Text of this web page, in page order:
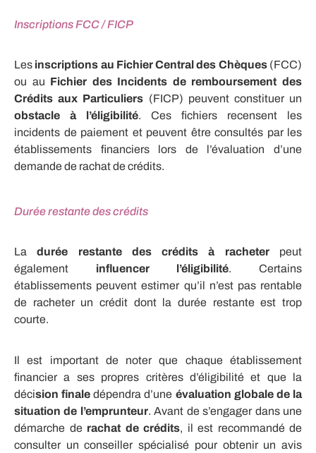
Inscriptions FCC / FICP
Les inscriptions au Fichier Central des Chèques(FCC)
ou au Fichier des Incidents de remboursement des
Crédits aux Particuliers (FICP) peuvent constituer un
obstacle à l’éligibilité. Ces fichiers recensent les
incidents de paiement et peuvent être consultés par les
établissements financiers lors de l’évaluation d’une
demande de rachat de crédits.
Durée restante des crédits
Ladurée restante des crédits à racheter peut
également influencer l’éligibilité. Certains
établissements peuvent estimer qu’il n’est pas rentable
de racheter un crédit dont la durée restante est trop
courte.
Il est important de noter que chaque établissement
financier a ses propres critères d’éligibilité et que la
décision finale dépendra d’une évaluation globale de la
situation de l’emprunteur. Avant de s’engager dans une
démarche de rachat de crédits, il est recommandé de
consulter un conseiller spécialisé pour obtenir un avis